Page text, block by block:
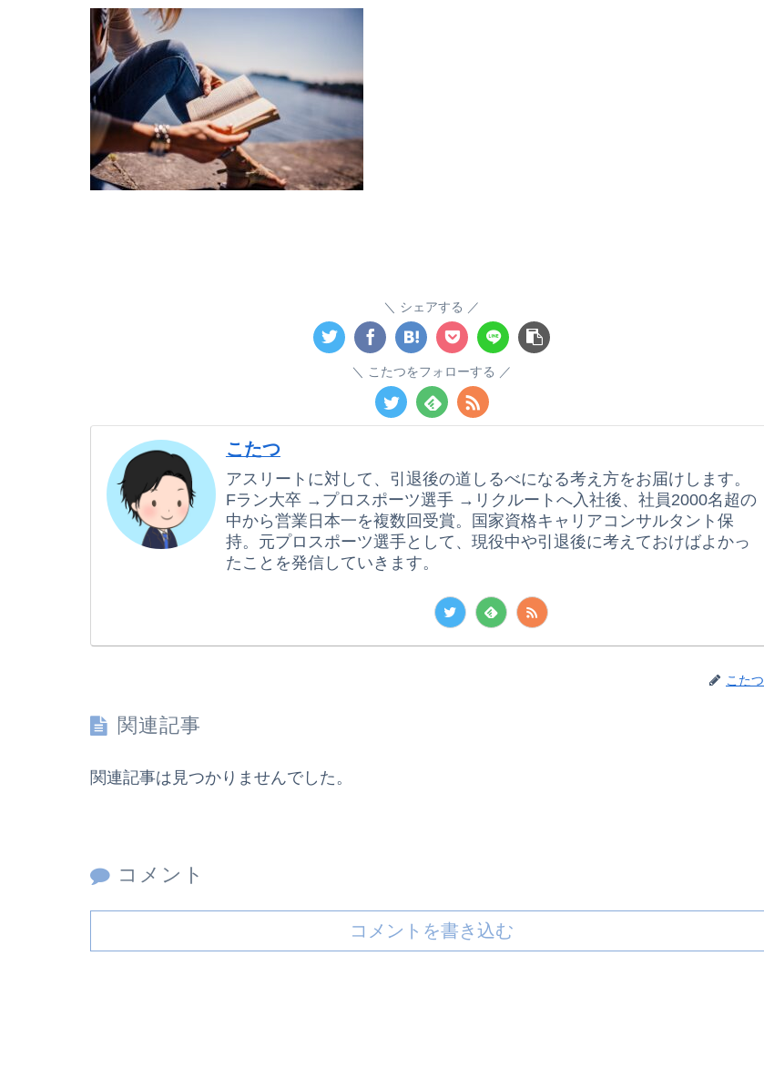
シェアする
こたつをフォローする
こたつ
アスリートに対して、引退後の道しるべになる考え方をお届けします。
Fラン大卒 →プロスポーツ選手 →リクルートへ入社後、社員2000名超の
中から営業日本一を複数回受賞。国家資格キャリアコンサルタント保
持。元プロスポーツ選手として、現役中や引退後に考えておけばよかっ
たことを発信していきます。
こたつ
関連記事
関連記事は見つかりませんでした。
コメント
コメントを書き込む